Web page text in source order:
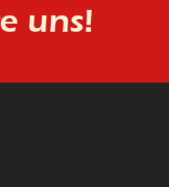
uns!